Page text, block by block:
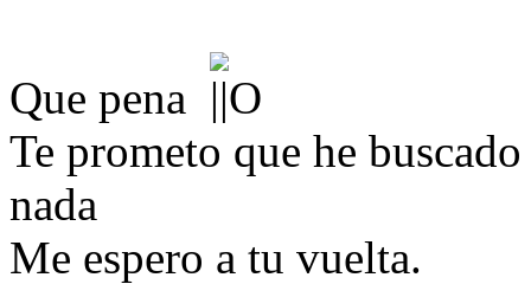
Que pena
Te prometo que he
nada
Me espero a tu vuelta.